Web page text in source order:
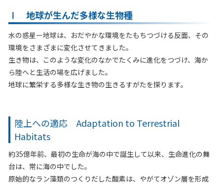
Ⅰ 地球が生んだ多様な生物種
水の惑星ー地球は、おだやかな環境をたもちつづける反面、その
環境をさまざまに変化させてきました。
生き物は、このような変化のなかでたくみに進化をつづけ、海か
ら陸へと生活の場を広げました。
地球に繁栄する多様な生き物の生きるすがたを探ります。
陸上への適応 Adaptation to Terrestrial
Habitats
約35億年前、最初の生命が海の中で誕生して以来、生命進化の舞
台は、常に海の中でした。
原始的なラン藻類のつくりだした酸素は、やがてオゾン層を形成